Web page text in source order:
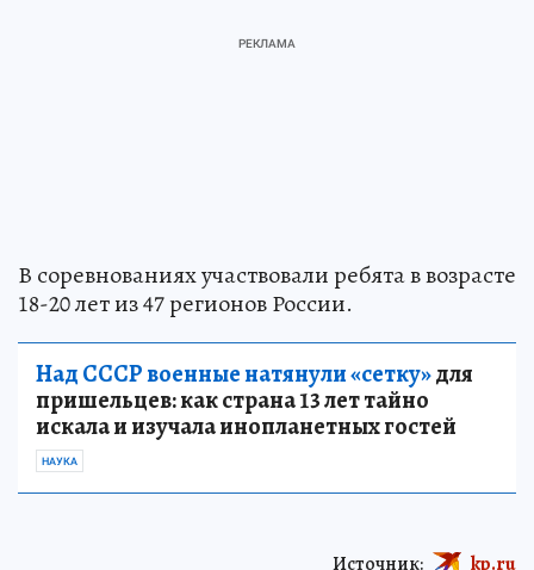
В соревнованиях участвовали ребята в возрасте
18-20 лет из 47 регионов России.
Над СССР военные натянули «сетку»для
пришельцев: как страна 13 лет тайно
искала и изучала инопланетных гостей
НАУКА
Источник: kp.ru